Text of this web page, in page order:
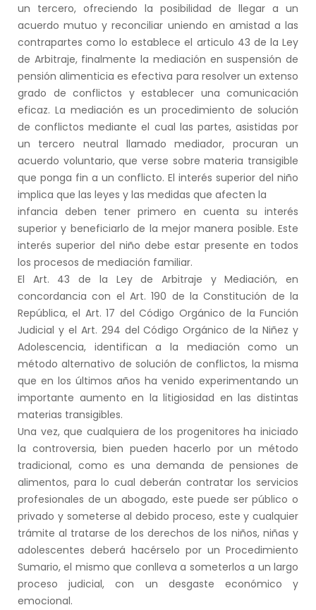
un tercero, ofreciendo la posibilidad de llegar a un
acuerdo mutuo y reconciliar uniendo en amistad a las
contrapartes como lo establece el articulo 43 de la Ley
de Arbitraje, finalmente la mediación en suspensión de
pensión alimenticia es efectiva para resolver un extenso
grado de conflictos y establecer una comunicación
eficaz. La mediación es un procedimiento de solución
de conflictos mediante el cual las partes, asistidas por
un tercero neutral llamado mediador, procuran un
acuerdo voluntario, que verse sobre materia transigible
que ponga fin a un conflicto. El interés superior del niño
implica que las leyes y las medidas que afecten la
infancia deben tener primero en cuenta su interés
superior y beneficiarlo de la mejor manera posible. Este
interés superior del niño debe estar presente en todos
los procesos de mediación familiar.
El Art. 43 de la Ley de Arbitraje y Mediación, en
concordancia con el Art. 190 de la Constitución de la
República, el Art. 17 del Código Orgánico de la Función
Judicial y el Art. 294 del Código Orgánico de la Niñez y
Adolescencia, identifican a la mediación como un
método alternativo de solución de conflictos, la misma
que en los últimos años ha venido experimentando un
importante aumento en la litigiosidad en las distintas
materias transigibles.
Una vez, que cualquiera de los progenitores ha iniciado
la controversia, bien pueden hacerlo por un método
tradicional, como es una demanda de pensiones de
alimentos, para lo cual deberán contratar los servicios
profesionales de un abogado, este puede ser público o
privado y someterse al debido proceso, este y cualquier
trámite al tratarse de los derechos de los niños, niñas y
adolescentes deberá hacérselo por un Procedimiento
Sumario, el mismo que conlleva a someterlos a un largo
proceso judicial, con un desgaste económico y
emocional.